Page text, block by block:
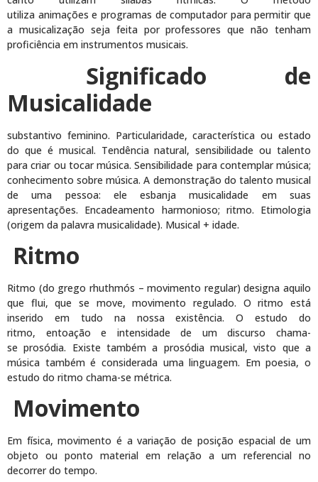
utiliza animações e programas de computador para permitir que
a musicalização seja feita por professores que não tenham
proficiência em instrumentos musicais.
Significado de
Musicalidade
substantivo feminino. Particularidade, característica ou estado
do que é musical. Tendência natural, sensibilidade ou talento
para criar ou tocar música. Sensibilidade para contemplar música;
conhecimento sobre música. A demonstração do talento musical
de uma pessoa: ele esbanja musicalidade em suas
apresentações. Encadeamento harmonioso; ritmo. Etimologia
(origem da palavra musicalidade). Musical + idade.
Ritmo
Ritmo (do grego rhuthmós – movimento regular) designa aquilo
que flui, que se move, movimento regulado. O ritmo está
inserido em tudo na nossa existência. O estudo do
ritmo, entoação e intensidade de um discurso chama-
se prosódia. Existe também a prosódia musical, visto que a
música também é considerada uma linguagem. Em poesia, o
estudo do ritmo chama-se métrica.
Movimento
Em física, movimento é a variação de posição espacial de um
objeto ou ponto material em relação a um referencial no
decorrer do tempo.